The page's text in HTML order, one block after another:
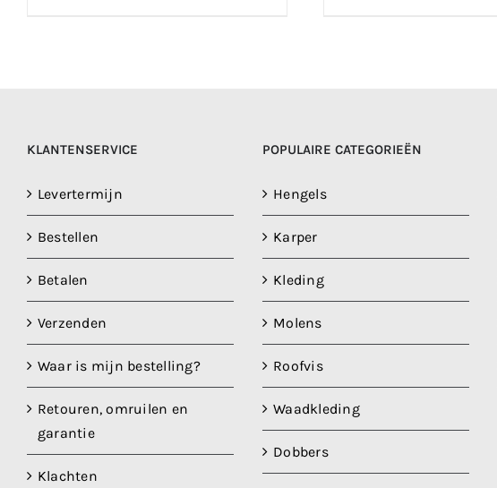
KLANTENSERVICE
Levertermijn
Bestellen
Betalen
Verzenden
Waar is mijn bestelling?
Retouren, omruilen en
garantie
Klachten
POPULAIRE CATEGORIEËN
Hengels
Karper
Kleding
Molens
Roofvis
Waadkleding
Dobbers